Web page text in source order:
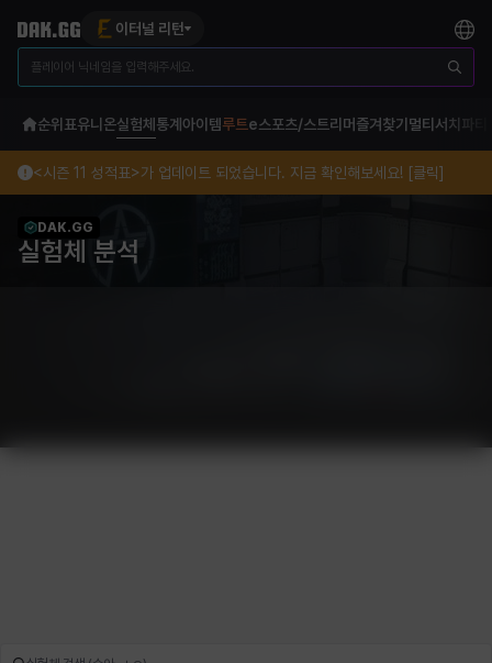
이터널 리턴
순위표유니온실험체 통계 아이템루트e스포츠/스트리머 즐겨찾기 멀티서치 파티
<시즌 11 성적표>가 업데이트 되었습니다. 지금 확인해보세요! [클릭]
DAK.GG
실험체 분석